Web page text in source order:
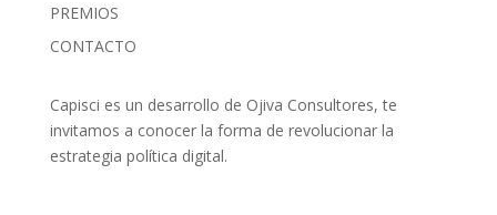
PREMIOS
CONTACTO
Capisci es un desarrollo de Ojiva Consultores, te
invitamos a conocer la forma de revolucionar la
estrategia política digital.